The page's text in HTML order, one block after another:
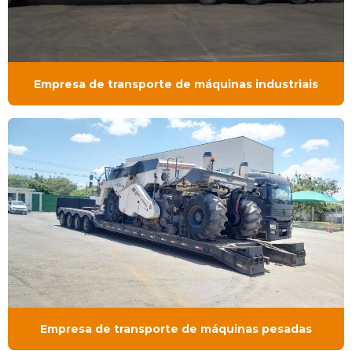
Empresa de transporte de máquinas industriais
Empresa de transporte de máquinas pesadas